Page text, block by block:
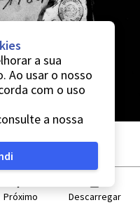
Próximo Descarregar
a sua
Ao usar o nosso
com o uso
a nossa